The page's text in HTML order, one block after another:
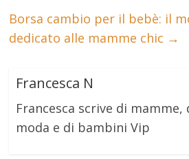
Borsa cambio per il bebè: il
dedicato alle mamme chic →
Francesca N
Francesca scrive di mamme,
moda e di bambini Vip